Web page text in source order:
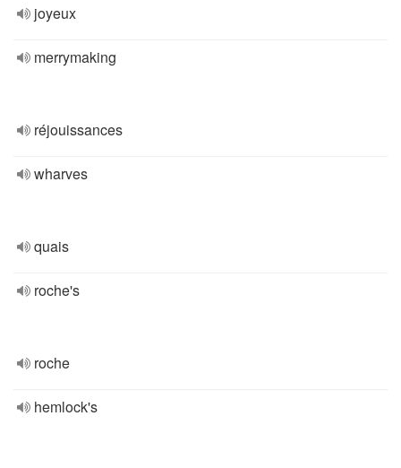
joyeux
merrymaking
réjouissances
wharves
quais
roche's
roche
hemlock's